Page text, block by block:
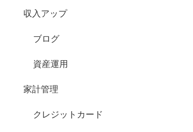
収入アップ
ブログ
資産運用
家計管理
クレジットカード